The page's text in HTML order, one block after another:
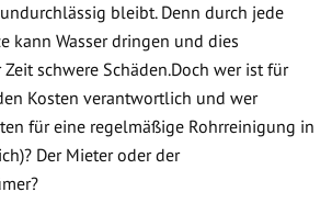
bleibt. Denn durch jede
kann Wasser dringen und dies
schwere Schäden.Doch wer ist für
Kosten verantwortlich und wer
für eine regelmäßige Rohrreinigung in
Der Mieter oder der